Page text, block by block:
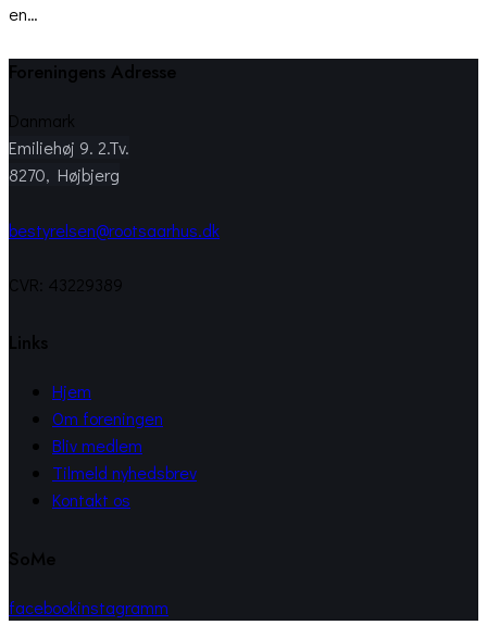
en…
Foreningens Adresse
Danmark
Emiliehøj 9. 2.Tv.
8270, Højbjerg
bestyrelsen@rootsaarhus.dk
CVR: 43229389
Links
Hjem
Om foreningen
Bliv medlem
Tilmeld nyhedsbrev
Kontakt os
SoMe
facebookinstagramm